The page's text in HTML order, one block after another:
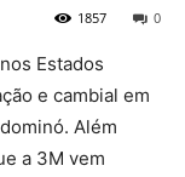
0
1857
Estados
e cambial em
Além
a 3M vem